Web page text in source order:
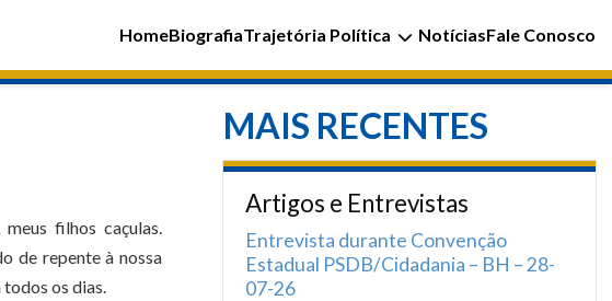
HomeBiografiaTrajetória Política NotíciasFale Conosco
filhos caçulas.
de repente à nossa
os dias.
MAIS RECENTES
Artigos e Entrevistas
Entrevista durante Convenção
Estadual PSDB/Cidadania – BH – 28-
07-26